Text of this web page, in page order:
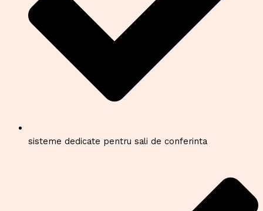
sisteme dedicate pentru sali de conferinta